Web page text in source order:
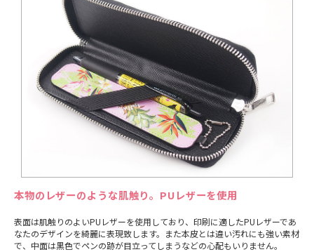
本物のレザーのような肌触り。PUレザーを使用
表面は肌触りのよいPUレザーを使用しており、印刷に適したPUレザーであ
なたのデザインを綺麗に表現致します。また本皮とは違い汚れにも強い素材
で、中面は黒色でペンの跡が目立ってしまうなどの心配もいりません。